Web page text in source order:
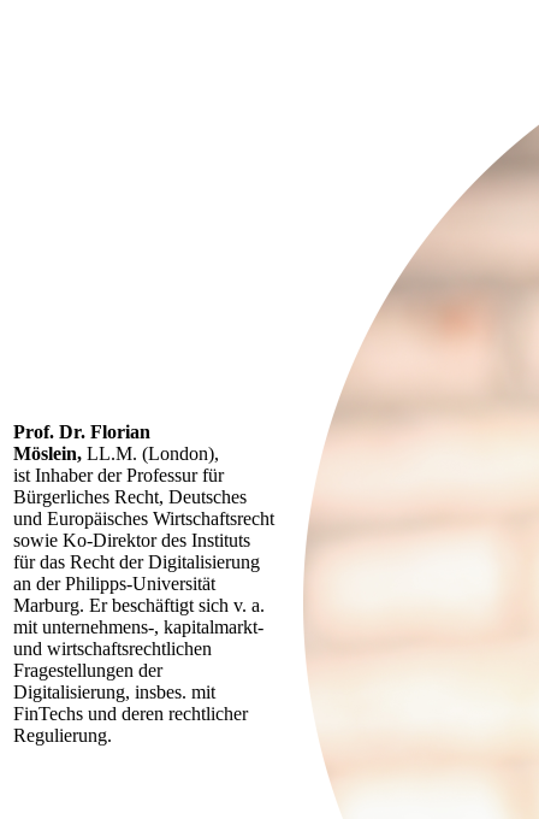
Prof. Dr. Florian
Möslein, LL.M. (London),
ist Inhaber der Professur für
Bürgerliches Recht, Deutsches
und Europäisches Wirtschaftsrecht
sowie Ko-Direktor des Instituts
für das Recht der Digitalisierung
an der Philipps-Universität
Marburg. Er beschäftigt sich v. a.
mit unternehmens-, kapitalmarkt-
und wirtschaftsrechtlichen
Fragestellungen der
Digitalisierung, insbes. mit
FinTechs und deren rechtlicher
Regulierung.